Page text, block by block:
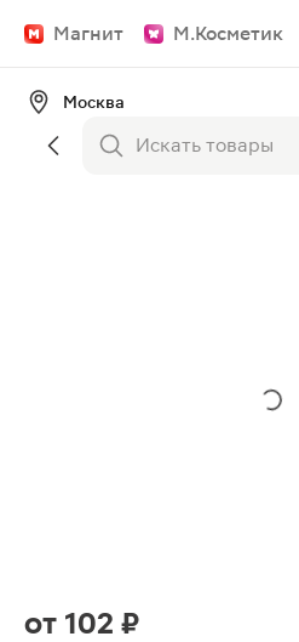
Магнит М.Косметик
Москва
от 102 ₽